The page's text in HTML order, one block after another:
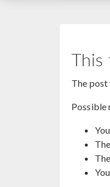
This
The
Possible